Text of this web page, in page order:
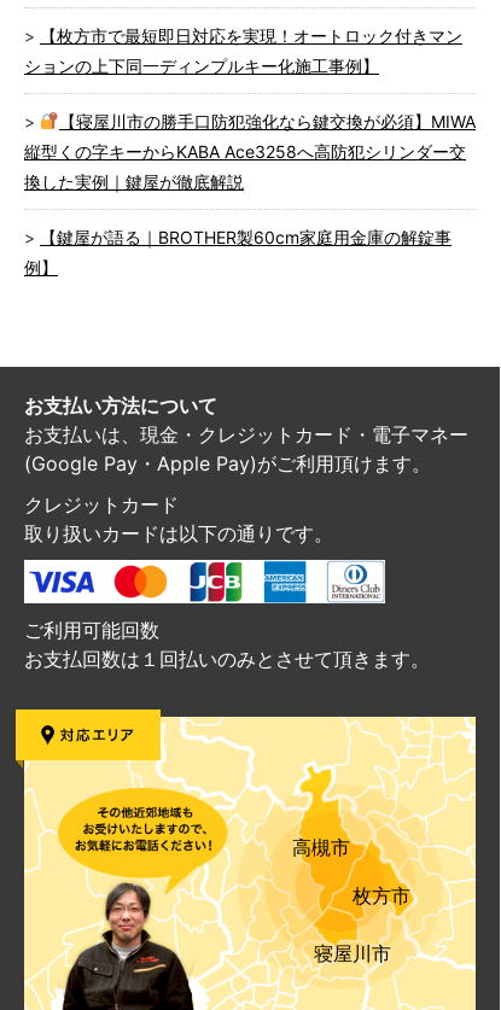
【枚方市で最短即日対応を実現！オートロック付きマン
ションの上下同一ディンプルキー化施工事例】
【寝屋川市の勝手口防犯強化なら鍵交換が必須】MIWA
縦型くの字キーからKABA Ace3258へ高防犯シリンダー交
換した実例｜鍵屋が徹底解説
【鍵屋が語る｜BROTHER製60cm家庭用金庫の解錠事
例】
お支払い方法について
お支払いは、現金・クレジットカード・電子マネー
(Google Pay・Apple Pay)がご利用頂けます。
クレジットカード
取り扱いカードは以下の通りです。
ご利用可能回数
お支払回数は１回払いのみとさせて頂きます。
高槻市
枚方市
寝屋川市